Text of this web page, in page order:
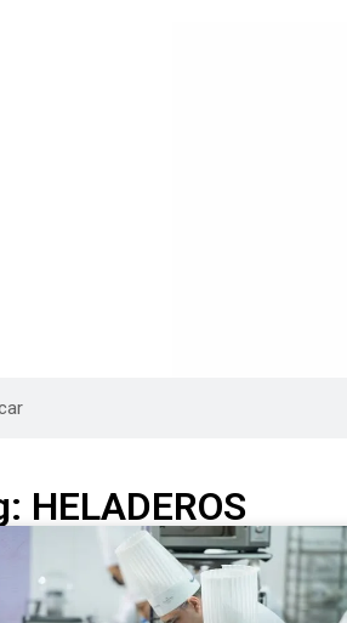
HELADEROS